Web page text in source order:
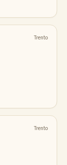
Trento
Trento